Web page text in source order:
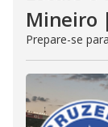
Mineiro
Prepare-se